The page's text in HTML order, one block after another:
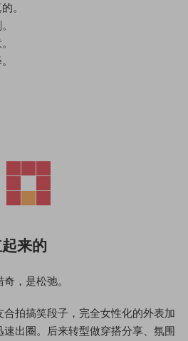
。
来的
，是松弛。
拍搞笑段子，完全女性化的外表加
出圈。后来转型做穿搭分享、氛围